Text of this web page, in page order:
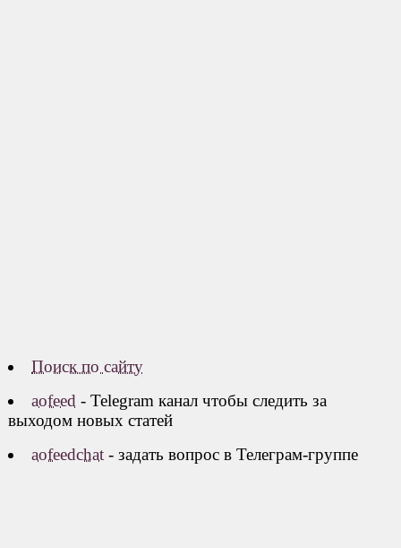
Поиск по сайту
aofeed - Telegram канал чтобы следить за
выходом новых статей
aofeedchat - задать вопрос в Телеграм-группе